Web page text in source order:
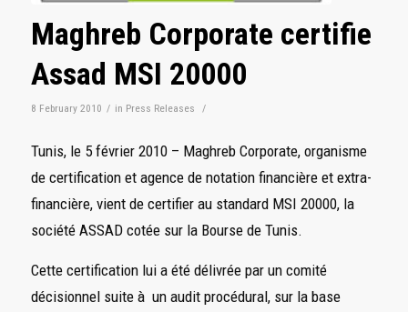
Maghreb Corporate certifie
Assad MSI 20000
8 February 2010 / in Press Releases /
Tunis, le 5 février 2010 – Maghreb Corporate, organisme
de certification et agence de notation financière et extra-
financière, vient de certifier au standard MSI 20000, la
société ASSAD cotée sur la Bourse de Tunis.
Cette certification lui a été délivrée par un comité
décisionnel suite à un audit procédural, sur la base